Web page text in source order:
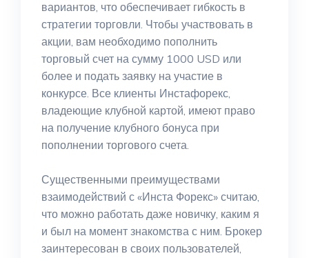
вариантов, что обеспечивает гибкость в
стратегии торговли. Чтобы участвовать в
акции, вам необходимо пополнить
торговый счет на сумму 1000 USD или
более и подать заявку на участие в
конкурсе. Все клиенты Инстафорекс,
владеющие клубной картой, имеют право
на получение клубного бонуса при
пополнении торгового счета.
Существенными преимуществами
взаимодействий с «Инста Форекс» считаю,
что можно работать даже новичку, каким я
и был на момент знакомства с ним. Брокер
заинтересован в своих пользователей,